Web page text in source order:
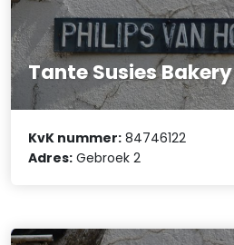
Tante Susies Bakery
KvK nummer: 84746122
Adres: Gebroek 2